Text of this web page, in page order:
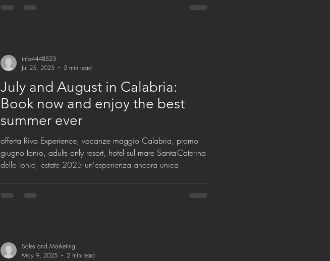
July and August in Calabria:
Book now and enjoy the best
summer ever
offerta Riva Experience, vacanze maggio Calabria, promo
giugno Ionio, adults only resort, hotel sul mare Santa Caterina
dello Ionio, estate 2025 un'esperienza ancora unica
info4448523
Jul 25, 2025
2 min read
Sales and Marketing
May 9, 2025
2 min read